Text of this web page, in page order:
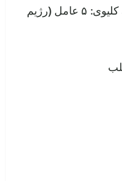
رژیم غذایی برای بیماران کلیوی: ۵ عامل (رژیم